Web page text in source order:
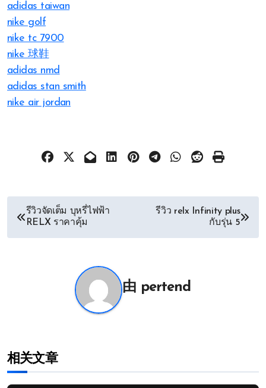
adidas taiwan
nike golf
nike tc 7900
nike 球鞋
adidas nmd
adidas stan smith
nike air jordan
文
章
รีวิวจัดเต็ม บุหรี่ไฟฟ้า
RELX ราคาคุ้ม
รีวิว relx Infinity plus
กับรุ่น 5
由 pertend
相关文章